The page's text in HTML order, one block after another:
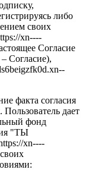
либо
своих
xn----
Согласие
Согласие),
факта согласия
дает
фонд
"ТЫ
xn----